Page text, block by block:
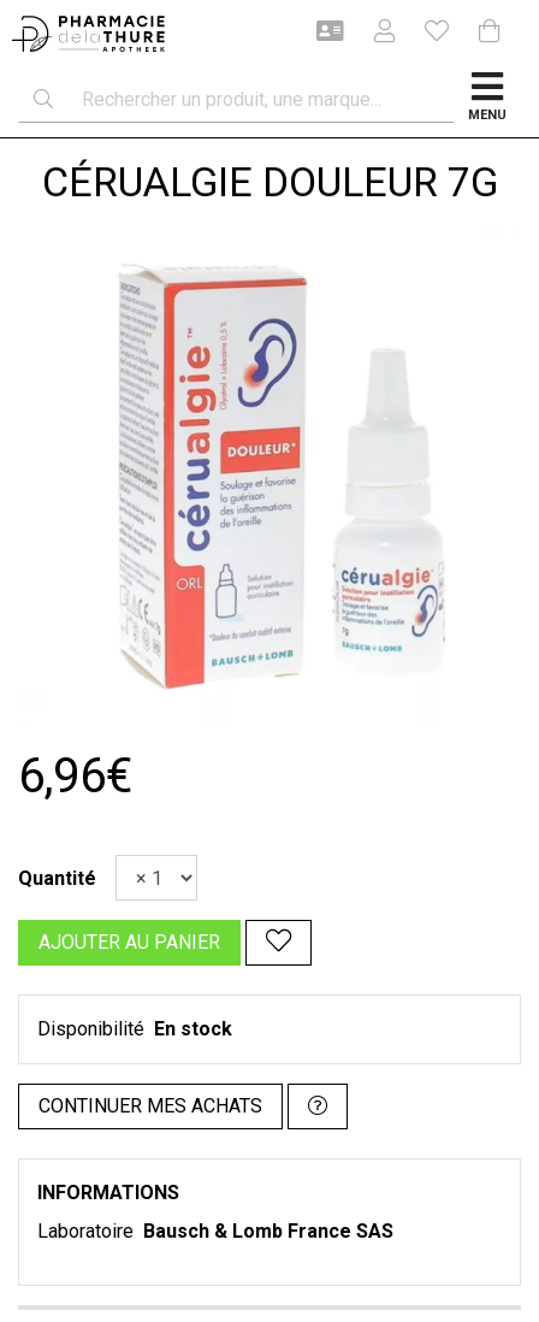
MENU
CÉRUALGIE DOULEUR 7G
6,96€
Quantité
AJOUTER AU PANIER
Disponibilité En stock
CONTINUER MES ACHATS
INFORMATIONS
Laboratoire Bausch & Lomb France SAS